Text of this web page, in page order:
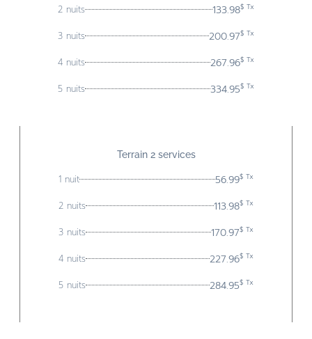
2 nuits 133.98$ Tx
3 nuits 200.97$ Tx
4 nuits 267.96$ Tx
5 nuits 334.95$ Tx
Terrain 2 services
1 nuit 56.99$ Tx
2 nuits 113.98$ Tx
3 nuits 170.97$ Tx
4 nuits 227.96$ Tx
5 nuits 284.95$ Tx